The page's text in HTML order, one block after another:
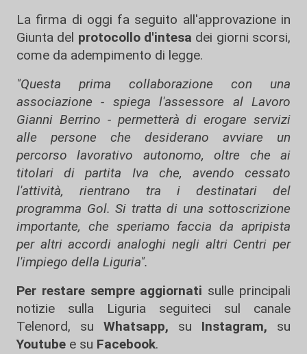
La firma di oggi fa seguito all'approvazione in
Giunta del protocollo d'intesa dei giorni scorsi,
come da adempimento di legge.
"Questa prima collaborazione con una
associazione - spiega l'assessore al Lavoro
Gianni Berrino - permetterà di erogare servizi
alle persone che desiderano avviare un
percorso lavorativo autonomo, oltre che ai
titolari di partita Iva che, avendo cessato
l'attività, rientrano tra i destinatari del
programma Gol. Si tratta di una sottoscrizione
importante, che speriamo faccia da apripista
per altri accordi analoghi negli altri Centri per
l'impiego della Liguria".
Per restare sempre aggiornati sulle principali
notizie sulla Liguria seguiteci sul canale
Telenord, su
Whatsapp, su Instagram, su
Youtube e su Facebook.